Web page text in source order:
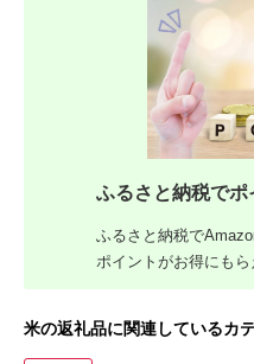
ふるさと納税でポ
ふるさと納税で
ポイントがお得にも
米の返礼品に関連しているカ